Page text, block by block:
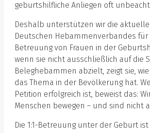
geburtshilfliche Anliegen oft
Deshalb unterstützen wir die
Deutschen Hebammenverbandes für
Betreuung von Frauen in der
wenn sie nicht ausschließlich auf die
Beleghebammen abzielt, zeigt sie,
das Thema in der Bevölkerung hat.
Petition erfolgreich ist, beweist das:
Menschen bewegen – und sind nicht
Die 1:1-Betreuung unter der Geburt